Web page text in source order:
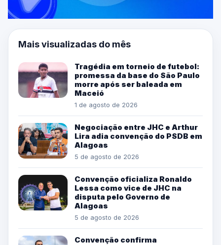
Mais visualizadas do mês
Tragédia em torneio de futebol:
promessa da base do São Paulo
morre após ser baleada em
Maceió
1 de agosto de 2026
Negociação entre JHC e Arthur
Lira adia convenção do PSDB em
Alagoas
5 de agosto de 2026
Convenção oficializa Ronaldo
Lessa como vice de JHC na
disputa pelo Governo de
Alagoas
5 de agosto de 2026
Convenção confirma